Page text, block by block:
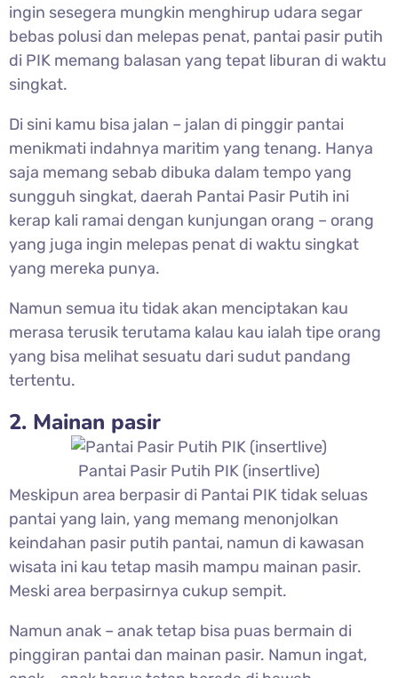
ingin sesegera mungkin menghirup udara segar
bebas polusi dan melepas penat, pantai pasir putih
di PIK memang balasan yang tepat liburan di waktu
singkat.
Di sini kamu bisa jalan – jalan di pinggir pantai
menikmati indahnya maritim yang tenang. Hanya
saja memang sebab dibuka dalam tempo yang
sungguh singkat, daerah Pantai Pasir Putih ini
kerap kali ramai dengan kunjungan orang – orang
yang juga ingin melepas penat di waktu singkat
yang mereka punya.
Namun semua itu tidak akan menciptakan kau
merasa terusik terutama kalau kau ialah tipe orang
yang bisa melihat sesuatu dari sudut pandang
tertentu.
2. Mainan pasir
Pantai Pasir Putih PIK (insertlive)
Meskipun area berpasir di Pantai PIK tidak seluas
pantai yang lain, yang memang menonjolkan
keindahan pasir putih pantai, namun di kawasan
wisata ini kau tetap masih mampu mainan pasir.
Meski area berpasirnya cukup sempit.
Namun anak – anak tetap bisa puas bermain di
pinggiran pantai dan mainan pasir. Namun ingat,